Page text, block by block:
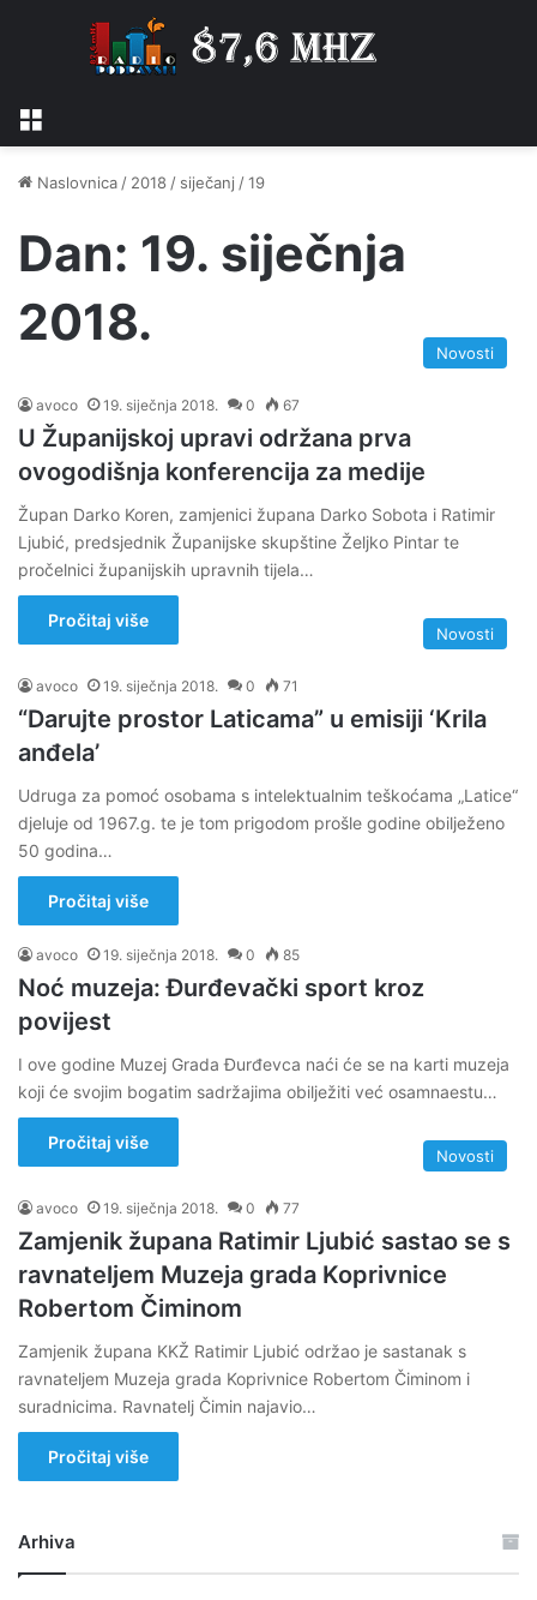
Naslovnica / 2018 / siječanj /19
Dan: 19. siječnja
2018.
Novosti
avoco 19. siječnja 2018. 0 67
U Županijskoj upravi održana prva
ovogodišnja konferencija za medije
Župan Darko Koren, zamjenici župana Darko Sobota i Ratimir
Ljubić, predsjednik Županijske skupštine Željko Pintar te
pročelnici županijskih upravnih tijela…
Pročitaj više
Novosti
avoco 19. siječnja 2018. 0 71
“Darujte prostor Laticama” u emisiji ‘Krila
anđela’
Udruga za pomoć osobama s intelektualnim teškoćama „Latice“
djeluje od 1967.g. te je tom prigodom prošle godine obilježeno
50 godina…
Pročitaj više
avoco 19. siječnja 2018. 0 85
Noć muzeja: Đurđevački sport kroz
povijest
I ove godine Muzej Grada Đurđevca naći će se na karti muzeja
koji će svojim bogatim sadržajima obilježiti već osamnaestu…
Pročitaj više
Novosti
avoco 19. siječnja 2018. 0 77
Zamjenik župana Ratimir Ljubić sastao se s
ravnateljem Muzeja grada Koprivnice
Robertom Čiminom
Zamjenik župana KKŽ Ratimir Ljubić održao je sastanak s
ravnateljem Muzeja grada Koprivnice Robertom Čiminom i
suradnicima. Ravnatelj Čimin najavio…
Pročitaj više
Arhiva